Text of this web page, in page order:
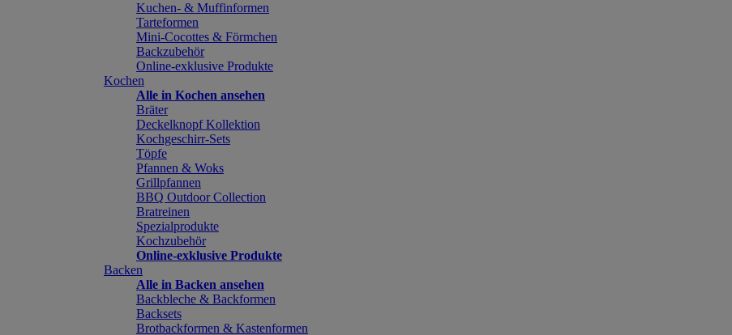
Kuchen- & Muffinformen
Tarteformen
Mini-Cocottes & Förmchen
Backzubehör
Online-exklusive Produkte
Kochen
Alle in Kochen ansehen
Bräter
Deckelknopf Kollektion
Kochgeschirr-Sets
Töpfe
Pfannen & Woks
Grillpfannen
BBQ Outdoor Collection
Bratreinen
Spezialprodukte
Kochzubehör
Online-exklusive Produkte
Backen
Alle in Backen ansehen
Backbleche & Backformen
Backsets
Brotbackformen & Kastenformen